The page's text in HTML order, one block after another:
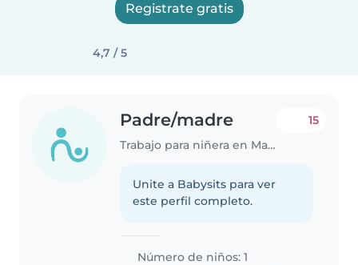
Registrate gratis
4,7 / 5
Padre/madre
Trabajo para niñera en Maldonado
15
Unite a Babysits para ver
este perfil completo.
Número de niños: 1